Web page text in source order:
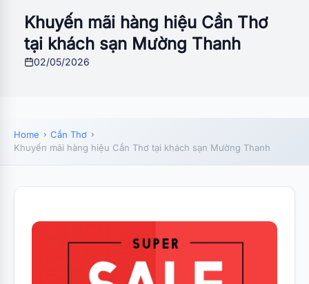
Khuyến mãi hàng hiệu Cần Thơ
tại khách sạn Mường Thanh
02/05/2026
Home
Cần Thơ
Khuyến mãi hàng hiệu Cần Thơ tại khách sạn Mường Thanh